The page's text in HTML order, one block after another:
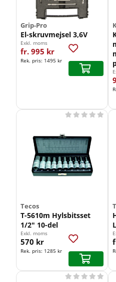
Grip-Pro
El-skruvmejsel 3,6V
Exkl. moms
fr. 995 kr
Vårt lägsta pris 1-30 dagar
Rek. pris: 1495 kr
Tecos
T-5610m Hylsbitsset
1/2" 10-del
    
Exkl. moms
570 kr
Rek. pris: 1285 kr
    